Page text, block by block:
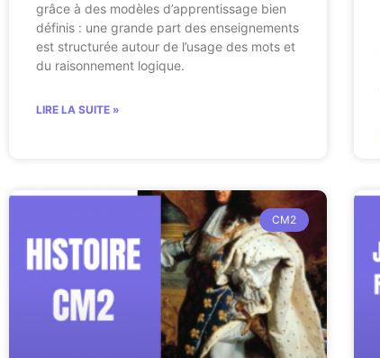
grâce à des modèles d’apprentissage bien
définis : une grande part des enseignements
est structurée autour de l’usage des mots et
du raisonnement logique.
LIRE LA SUITE »
CM2